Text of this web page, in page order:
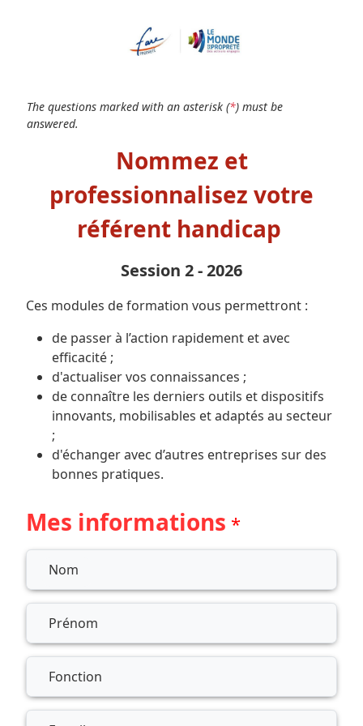
The questions marked with an asterisk (*) must be
answered.
Nommez et
professionnalisez votre
référent handicap
Session 2 - 2026
Ces modules de formation vous permettront :
de passer à l’action rapidement et avec
efficacité ;
d'actualiser vos connaissances ;
de connaître les derniers outils et dispositifs
innovants, mobilisables et adaptés au secteur
;
d'échanger avec d’autres entreprises sur des
bonnes pratiques.
Mes informations
Input fields
Nom
Prénom
Fonction